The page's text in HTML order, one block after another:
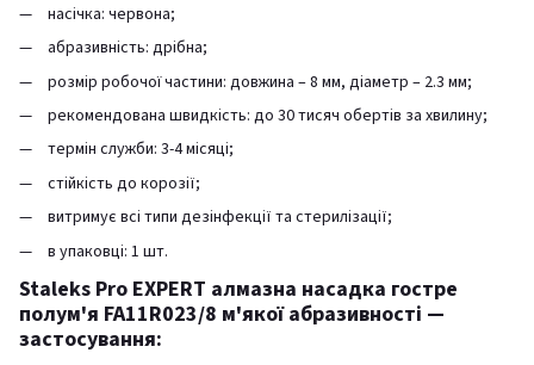
насічка: червона;
абразивність: дрібна;
розмір робочої частини: довжина – 8 мм, діаметр – 2.3 мм;
рекомендована швидкість: до 30 тисяч обертів за хвилину;
термін служби: 3-4 місяці;
стійкість до корозії;
витримує всі типи дезінфекції та стерилізації;
в упаковці: 1 шт.
Staleks Pro EXPERT алмазна насадка гостре
полум'я FA11R023/8 м'якої абразивності —
застосування: